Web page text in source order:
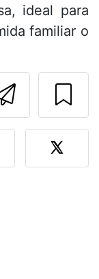
ideal para
familiar o
al autor
esta